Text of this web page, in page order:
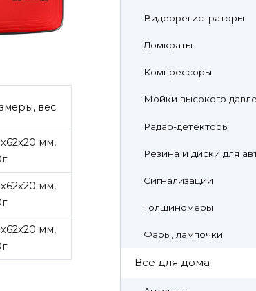
вес
мм,
мм,
мм,
Видеорегистраторы
Домкраты
Компрессоры
Мойки высокого
Радар-детекторы
Резина и диски для
Сигнализации
Толщиномеры
Фары, лампочки
Все для дома